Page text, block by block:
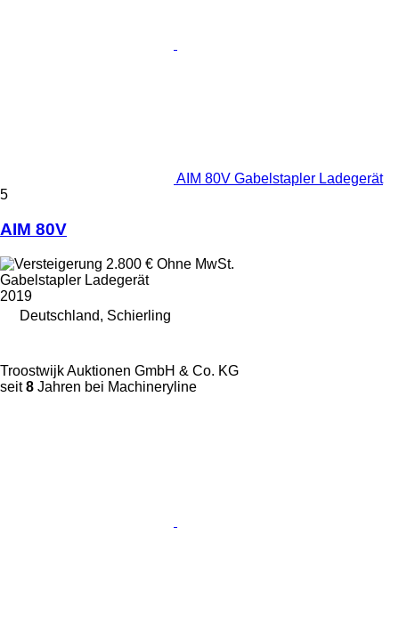
AIM 80V Gabelstapler Ladegerät
5
AIM 80V
2.800 € Ohne MwSt.
Gabelstapler Ladegerät
2019
Deutschland, Schierling
Troostwijk Auktionen GmbH & Co. KG
seit8 Jahren bei Machineryline